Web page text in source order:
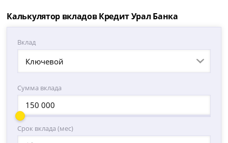
Калькулятор вкладов Кредит Урал Банка
Вклад
Ключевой
Сумма вклада
Срок вклада (мес)